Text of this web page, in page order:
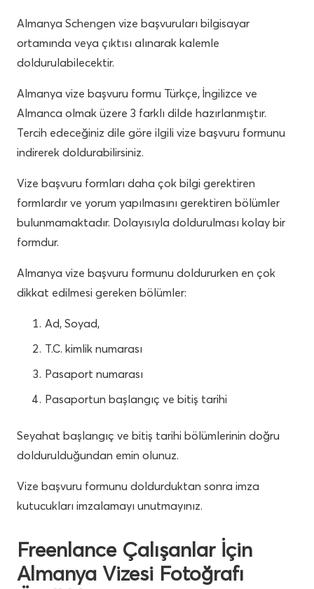
Almanya Schengen vize başvuruları bilgisayar
ortamında veya çıktısı alınarak kalemle
doldurulabilecektir.
Almanya vize başvuru formu Türkçe, İngilizce ve
Almanca olmak üzere 3 farklı dilde hazırlanmıştır.
Tercih edeceğiniz dile göre ilgili vize başvuru formunu
indirerek doldurabilirsiniz.
Vize başvuru formları daha çok bilgi gerektiren
formlardır ve yorum yapılmasını gerektiren bölümler
bulunmamaktadır. Dolayısıyla doldurulması kolay bir
formdur.
Almanya vize başvuru formunu doldururken en çok
dikkat edilmesi gereken bölümler:
Ad, Soyad,
T.C. kimlik numarası
Pasaport numarası
Pasaportun başlangıç ve bitiş tarihi
Seyahat başlangıç ve bitiş tarihi bölümlerinin doğru
doldurulduğundan emin olunuz.
Vize başvuru formunu doldurduktan sonra imza
kutucukları imzalamayı unutmayınız.
Freenlance Çalışanlar İçin
Almanya Vizesi Fotoğrafı